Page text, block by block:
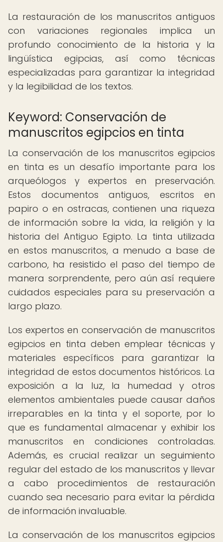
La restauración de los manuscritos antiguos
con variaciones regionales implica un
profundo conocimiento de la historia y la
lingüística egipcias, así como técnicas
especializadas para garantizar la integridad
y la legibilidad de los textos.
Keyword: Conservación de
manuscritos egipcios en tinta
La conservación de los manuscritos egipcios
en tinta es un desafío importante para los
arqueólogos y expertos en preservación.
Estos documentos antiguos, escritos en
papiro o en ostracas, contienen una riqueza
de información sobre la vida, la religión y la
historia del Antiguo Egipto. La tinta utilizada
en estos manuscritos, a menudo a base de
carbono, ha resistido el paso del tiempo de
manera sorprendente, pero aún así requiere
cuidados especiales para su preservación a
largo plazo.
Los expertos en conservación de manuscritos
egipcios en tinta deben emplear técnicas y
materiales específicos para garantizar la
integridad de estos documentos históricos. La
exposición a la luz, la humedad y otros
elementos ambientales puede causar daños
irreparables en la tinta y el soporte, por lo
que es fundamental almacenar y exhibir los
manuscritos en condiciones controladas.
Además, es crucial realizar un seguimiento
regular del estado de los manuscritos y llevar
a cabo procedimientos de restauración
cuando sea necesario para evitar la pérdida
de información invaluable.
La conservación de los manuscritos egipcios